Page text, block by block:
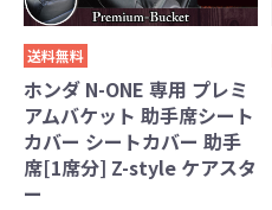
送料無料
ホンダ N-ONE 専用 プレミ
アムバケット 助手席シート
カバー シートカバー 助手
席[1席分] Z-style ケアスタ
ー